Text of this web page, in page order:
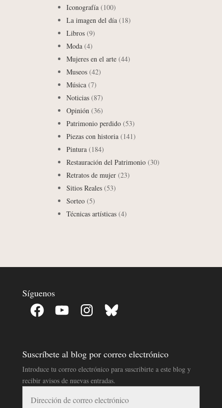
Iconografía(100)
La imagen del día(18)
Libros(9)
Moda(4)
Mujeres en el arte(44)
Museos(42)
Música(7)
Noticias(87)
Opinión(36)
Patrimonio perdido(53)
Piezas con historia(141)
Pintura(184)
Restauración del Patrimonio(30)
Retratos de mujer(23)
Sitios Reales(53)
Sorteo(5)
Técnicas artísticas(4)
Síguenos
Facebook YouTube InstagramBluesky
Suscríbete al blog por correo electrónico
Introduce tu correo electrónico para suscribirte a este blog y
recibir avisos de nuevas entradas.